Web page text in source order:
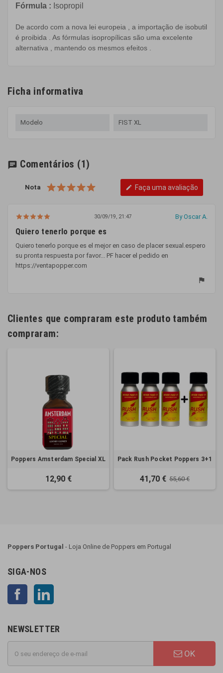
Fórmula : Isopropil
De acordo com a nova lei europeia a importação de isobutil
é proibida . As fórmulas isopropílicas são uma excelente
alternativa , mantendo os mesmos efeitos
Ficha informativa
Modelo FIST XL
chat Comentários (1)
Nota edit Faça uma avaliação
30/09/19, 21:47 By Oscar A.
Quiero tenerlo porque es
Quiero tenerlo porque es el mejor en caso de placer sexual.espero
su pronta respuesta por favor... PF hacer el pedido en
https://ventapopper.com
flag
Clientes que compraram este produto também
compraram:
Poppers Amsterdam Special XL
12,90 €
Pack Rush Pocket Poppers 3+1
41,70 € 55,60 €
Poppers Portugal - Loja Online de Poppers em Portugal
SIGA-NOS
Facebook
NEWSLETTER
OK